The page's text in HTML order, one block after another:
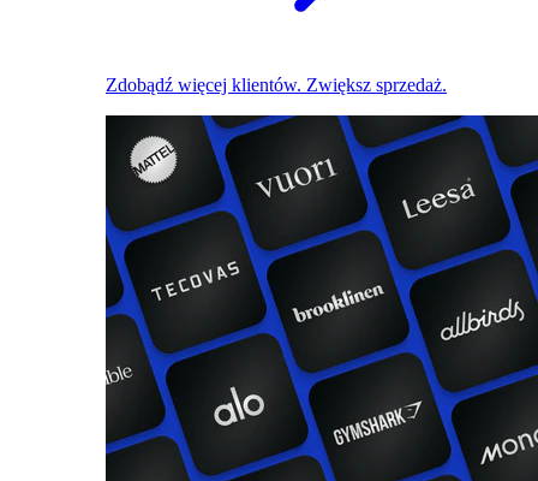
Zdobądź więcej klientów. Zwiększ sprzedaż.